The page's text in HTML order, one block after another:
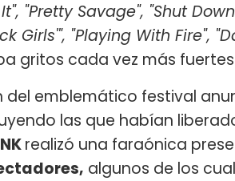
"Pretty Savage", "Shut
Girls'", "Playing With Fire",
gritos cada vez más
del emblemático festival
las que habían
realizó una faraónica
algunos de los